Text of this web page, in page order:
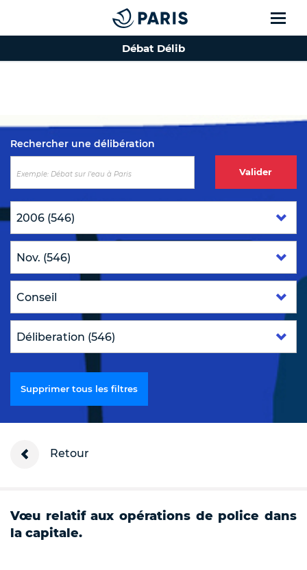
Top of the page
Débat Délib
Rechercher une délibération
Valider
Supprimer tous les filtres
Retour
Vœu relatif aux opérations de police dans
la capitale.